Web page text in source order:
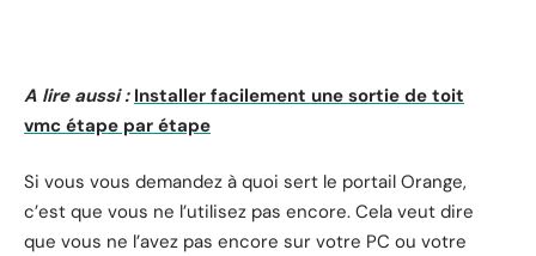
A lire aussi : Installer facilement une sortie de toit
vmc étape par étape
Si vous vous demandez à quoi sert le portail Orange,
c’est que vous ne l’utilisez pas encore. Cela veut dire
que vous ne l’avez pas encore sur votre PC ou votre